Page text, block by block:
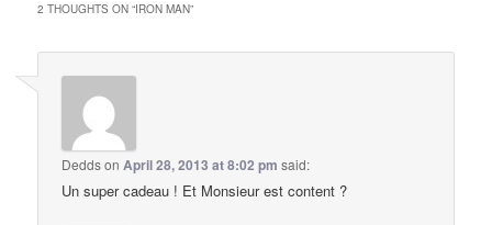
2 THOUGHTS ON “IRON MAN”
DeddsonApril 28, 2013 at 8:02 pm said:
Un super cadeau ! Et Monsieur est content ?